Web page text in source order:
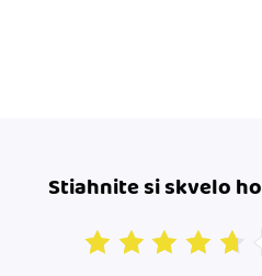
Stiahnite si skvelo